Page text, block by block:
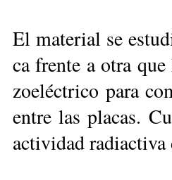
El ma­te­rial se
ca fren­te a otra
zoe­léc­tri­co pa­ra
en­tre las pla­cas.
ac­ti­vi­dad ra­diac­ti­va